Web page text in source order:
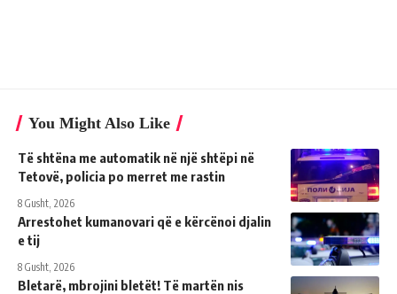
You Might Also Like
Të shtëna me automatik në një shtëpi në
Tetovë, policia po merret me rastin
8 Gusht, 2026
Arrestohet kumanovari që e kërcënoi djalin
e tij
8 Gusht, 2026
Bletarë, mbrojini bletët! Të martën nis